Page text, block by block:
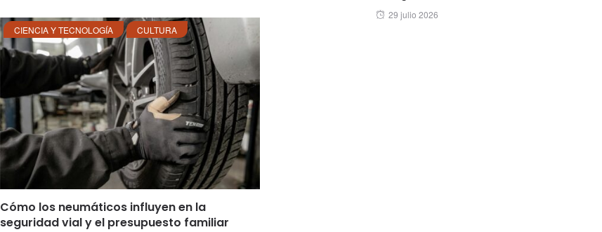
CIENCIA Y TECNOLOGÍA CULTURA
Cómo los neumáticos influyen en la
seguridad vial y el presupuesto familiar
Posted
29 julio 2026